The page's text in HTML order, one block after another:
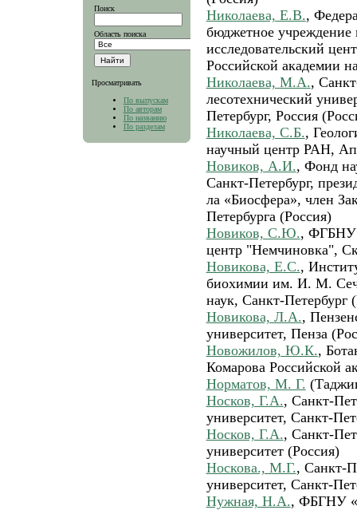
Поиск
Область поиска
Просматривать
По выпускам
По авторам
По названию
По разделам
Николаева, Е.В.,
бюджетное
исследовательский
Российской академии
Николаева, М.А.,
лесотехнический
Петербург, Россия
Николаева, С.Б.,
научный центр РАН,
Новиков, А.И., Фонд
Санкт-Петербург,
ла «Биосфера», член
Петербурга (Россия)
Новиков, С.Ю., ФГБНУ
центр "Немчиновка",
Новикова, Е.С.,
биохимии им. И. М.
наук, Санкт-Петербург
Новикова, Л.А.,
университет, Пенза
Новожилов, Ю.К.,
Комарова Российской
Норматов, М. Г.
Носков, Г.А., Санкт-
университет, Санкт-
Носков, Г.А., Санкт-
университет (Россия)
Носкова., М.Г., Санкт-
университет, Санкт-
Нужная, Н.А., ФБГНУ